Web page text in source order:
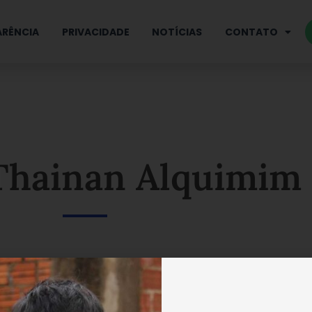
PRIVACIDADE NOTÍCIAS CONTATO
Alquimim